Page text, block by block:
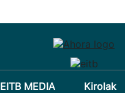
EITB MEDIA
Kirolak